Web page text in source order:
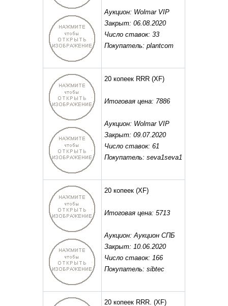
Аукцион: Wolmar VIP
Закрыт: 06.08.2020
Число ставок: 33
Покупатель: plantcom
20 копеек RRR (XF)
Итоговая цена: 7886
Аукцион: Wolmar VIP
Закрыт: 09.07.2020
Число ставок: 61
Покупатель: seva1seva1
20 копеек (XF)
Итоговая цена: 5713
Аукцион: Аукцион СПБ
Закрыт: 10.06.2020
Число ставок: 166
Покупатель: sibtec
20 копеек RRR. (XF)